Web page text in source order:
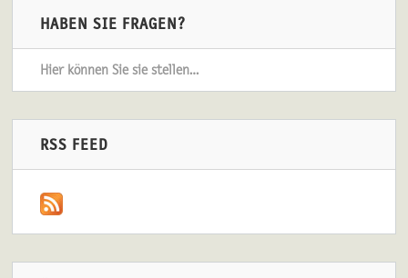
HABEN SIE FRAGEN?
Hier können Sie sie stellen…
RSS FEED